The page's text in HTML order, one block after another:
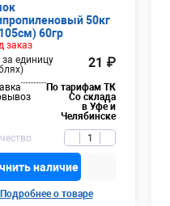
50кг
60гр
заказ
за единицу
21 ₽
По тарифам ТК
Со склада
в Уфе и
Челябинске
наличие
Подробнее о товаре